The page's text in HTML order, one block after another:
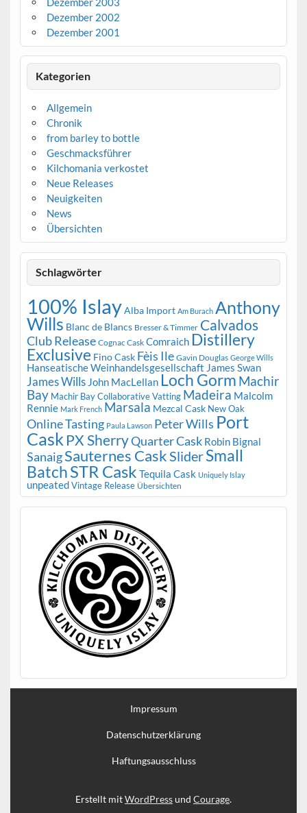
Dezember 2002
Dezember 2001
Kategorien
Allgemein
Chronik
from barley to bottle
Geschmacksführer
Kilchomania verkostet
Neue Releases
Neuigkeiten
News
Übersichten
Schlagwörter
100% IslayAlba Import Am Burach Anthony
Wills Blanc de Blancs Bresser & Timmer Calvados
Club Release Cognac Cask Comraich Distillery
Exclusive Fino Cask Fèis Ile Gavin Douglas George Wills
Hanseatische Weinhandelsgesellschaft James Swan
James Wills John MacLellan Loch Gorm Machir
Bay Machir Bay Collaborative Vatting Madeira Malcolm
Rennie Mark French Marsala Mezcal Cask New Oak
Online Tasting Paula Lawson Peter Wills Port
Cask PX SherryQuarter Cask Robin Bignal
SanaigSauternes CaskSliderSmall
BatchSTR Cask Tequila Cask Uniquely Islay
unpeatedVintage Release Übersichten
Impressum
Datenschutzerklärung
Haftungsausschluss
Erstellt mitWordPressund Courage.